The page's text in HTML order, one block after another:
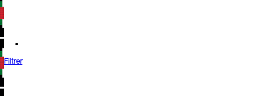
Filtrer